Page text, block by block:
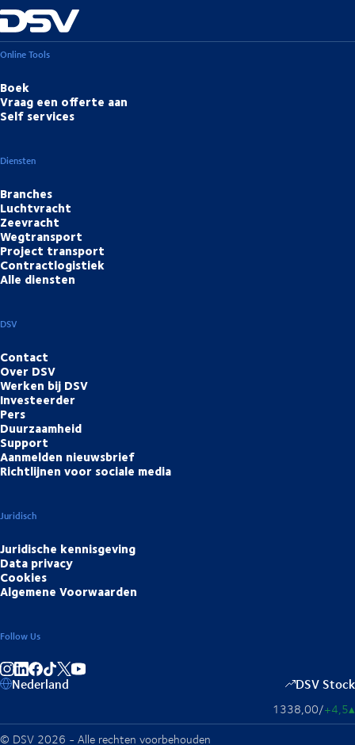
Online Tools
Boek
Vraag een offerte aan
Self services
Diensten
Branches
Luchtvracht
Zeevracht
Wegtransport
Project transport
Contractlogistiek
Alle diensten
DSV
Contact
Over DSV
Werken bij DSV
Investeerder
Pers
Duurzaamheid
Support
Aanmelden nieuwsbrief
Richtlijnen voor sociale media
Juridisch
Juridische kennisgeving
Data privacy
Cookies
Algemene Voorwaarden
Follow Us
Deel op Instagram
Deel op LinkedIn
Deel op Facebook
Deel op TikTok
Nederland DSV Stock
1338,00/+4,5▴
© DSV 2026 - Alle rechten voorbehouden